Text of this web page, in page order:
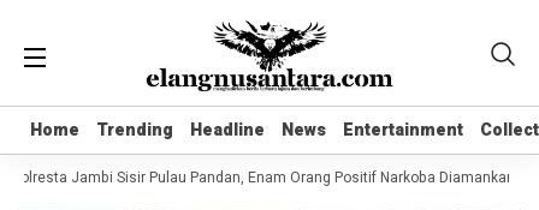
Home Trending Headline News Entertainment
Home Trending Headline News Entertainment
Jambi Sisir Pulau Pandan, Enam Orang Positif Narkoba Diamankan